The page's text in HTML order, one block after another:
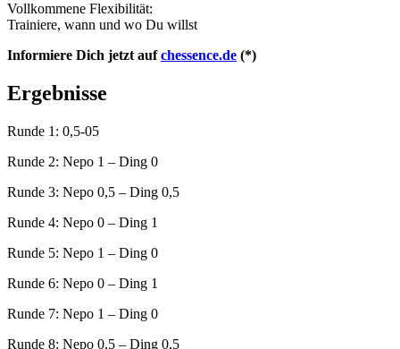
Vollkommene Flexibilität:
Trainiere, wann und wo Du willst
Informiere Dich jetzt aufchessence.de (*)
Ergebnisse
Runde 1: 0,5-05
Runde 2: Nepo 1 – Ding 0
Runde 3: Nepo 0,5 – Ding 0,5
Runde 4: Nepo 0 – Ding 1
Runde 5: Nepo 1 – Ding 0
Runde 6: Nepo 0 – Ding 1
Runde 7: Nepo 1 – Ding 0
Runde 8: Nepo 0,5 – Ding 0,5